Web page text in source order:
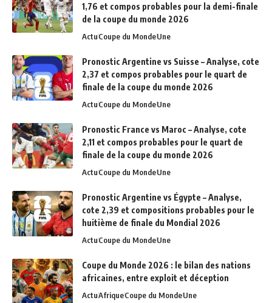
1,76 et compos probables pour la demi-finale
de la coupe du monde 2026
ActuCoupe du MondeUne
Pronostic Argentine vs Suisse – Analyse, cote
2,37 et compos probables pour le quart de
finale de la coupe du monde 2026
ActuCoupe du MondeUne
Pronostic France vs Maroc – Analyse, cote
2,11 et compos probables pour le quart de
finale de la coupe du monde 2026
ActuCoupe du MondeUne
Pronostic Argentine vs Égypte – Analyse,
cote 2,39 et compositions probables pour le
huitième de finale du Mondial 2026
ActuCoupe du MondeUne
Coupe du Monde 2026 : le bilan des nations
africaines, entre exploit et déception
ActuAfriqueCoupe du MondeUne